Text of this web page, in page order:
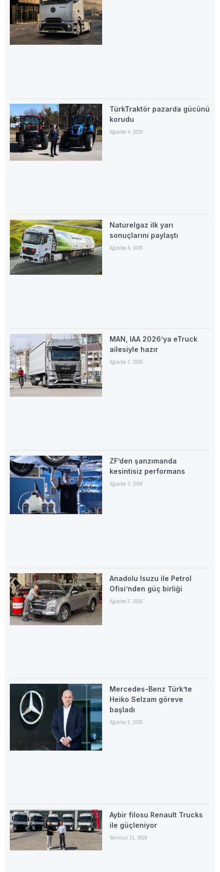
TürkTraktör pazarda gücünü
korudu
Ağustos 4, 2026
Naturelgaz ilk yarı
sonuçlarını paylaştı
Ağustos 4, 2026
MAN, IAA 2026’ya eTruck
ailesiyle hazır
Ağustos 3, 2026
ZF’den şanzımanda
kesintisiz performans
Ağustos 3, 2026
Anadolu Isuzu ile Petrol
Ofisi’nden güç birliği
Ağustos 3, 2026
Mercedes-Benz Türk’te
Heiko Selzam göreve
başladı
Ağustos 2, 2026
Aybir filosu Renault Trucks
ile güçleniyor
Temmuz 31, 2026